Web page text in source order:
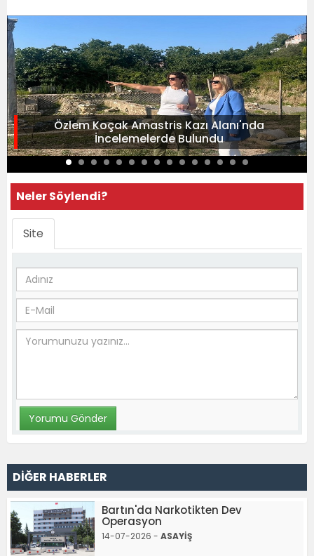
Özlem Koçak Amastris Kazı Alanı'nda
İncelemelerde Bulundu
Neler Söylendi?
Site
DİĞER HABERLER
Bartın'da Narkotikten Dev
Operasyon
14-07-2026 - ASAYİŞ